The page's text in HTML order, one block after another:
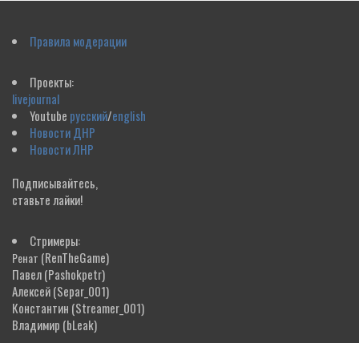
Правила модерации
Проекты:
livejournal
Youtube русский/english
Новости ДНР
Новости ЛНР
Подписывайтесь,
ставьте лайки!
Стримеры:
Ренат (RenTheGame)
Павел(Pashokpetr)
Алексей(Separ_001)
Константин (Streamer_001)
Владимир (bLeak)